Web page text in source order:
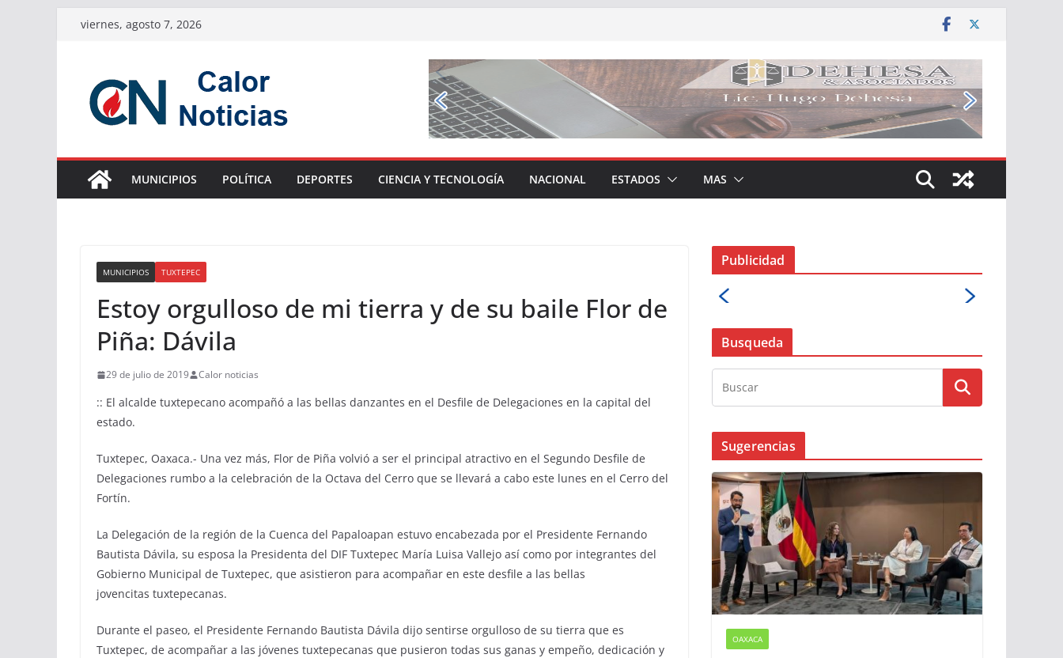
Saltarviernes, agosto 7, 2026
MUNICIPIOS POLÍTICA DEPORTES CIENCIA Y TECNOLOGÍA NACIONAL ESTADOS MAS
MUNICIPIOS TUXTEPEC
Estoy orgulloso de mi tierra y de su baile Flor de
Piña: Dávila
29 de julio de 2019 Calor noticias
:: El alcalde tuxtepecano acompañó a las bellas danzantes en el Desfile de Delegaciones en la capital del
estado.
Tuxtepec, Oaxaca.- Una vez más, Flor de Piña volvió a ser el principal atractivo en el Segundo Desfile de
Delegaciones rumbo a la celebración de la Octava del Cerro que se llevará a cabo este lunes en el Cerro del
Fortín.
La Delegación de la región de la Cuenca del Papaloapan estuvo encabezada por el Presidente Fernando
Bautista Dávila, su esposa la Presidenta del DIF Tuxtepec María Luisa Vallejo así como por integrantes del
Gobierno Municipal de Tuxtepec, que asistieron para acompañar en este desfile a las bellas
jovencitas tuxtepecanas.
Durante el paseo, el Presidente Fernando Bautista Dávila dijo sentirse orgulloso de su tierra que es
Tuxtepec, de acompañar a las jóvenes tuxtepecanas que pusieron todas sus ganas y empeño, dedicación y
Publicidad
Busqueda
Sugerencias
OAXACA